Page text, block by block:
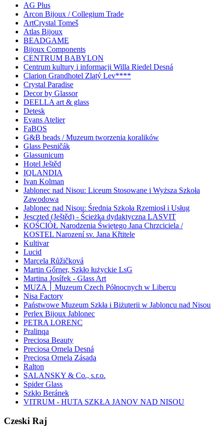
AG Plus
Arcon Bijoux / Collegium Trade
ArtCrystal Tomeš
Atlas Bijoux
BEADGAME
Bijoux Components
CENTRUM BABYLON
Centrum kultury i informacji Willa Riedel Desná
Clarion Grandhotel Zlatý Lev****
Crystal Paradise
Decor by Glassor
DEELLA art & glass
Detesk
Evans Atelier
FaBOS
G&B beads / Muzeum tworzenia koralików
Glass Pesničák
Glassunicum
Hotel Ještěd
IQLANDIA
Ivan Kolman
Jablonec nad Nisou: Liceum Stosowane i Wyższa Szkoła
Zawodowa
Jablonec nad Nisou: Średnia Szkoła Rzemiosł i Usług
Jesczted (Ještěd) - Ścieżka dydaktyczna LASVIT
KOŚCIÓŁ Narodzenia Świętego Jana Chrzciciela /
KOSTEL Narození sv. Jana Křtitele
Kultivar
Lucid
Marcela Růžičková
Martin Gőrner, Szkło łużyckie LsG
Martina Josífek - Glass Art
MUZA ׀ Muzeum Czech Północnych w Libercu
Nisa Factory
Państwowe Muzeum Szkła i Biżuterii w Jabloncu nad Nisou
Perlex Bijoux Jablonec
PETRA LORENC
Pralinqa
Preciosa Beauty
Preciosa Ornela Desná
Preciosa Ornela Zásada
Ralton
SALANSKY & Co., s.r.o.
Spider Glass
Szkło Beránek
VITRUM - HUTA SZKŁA JANOV NAD NISOU
Czeski Raj